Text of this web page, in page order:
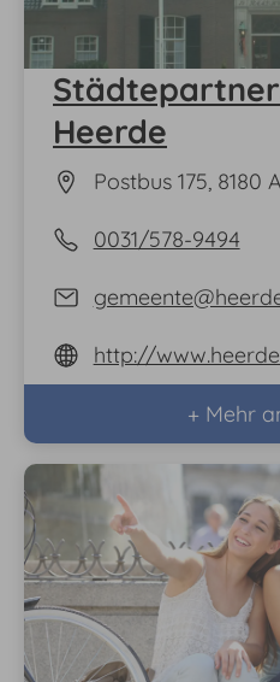
Heerde
Postbus 175, 8180
0031/578-9494
http://
+ Mehr